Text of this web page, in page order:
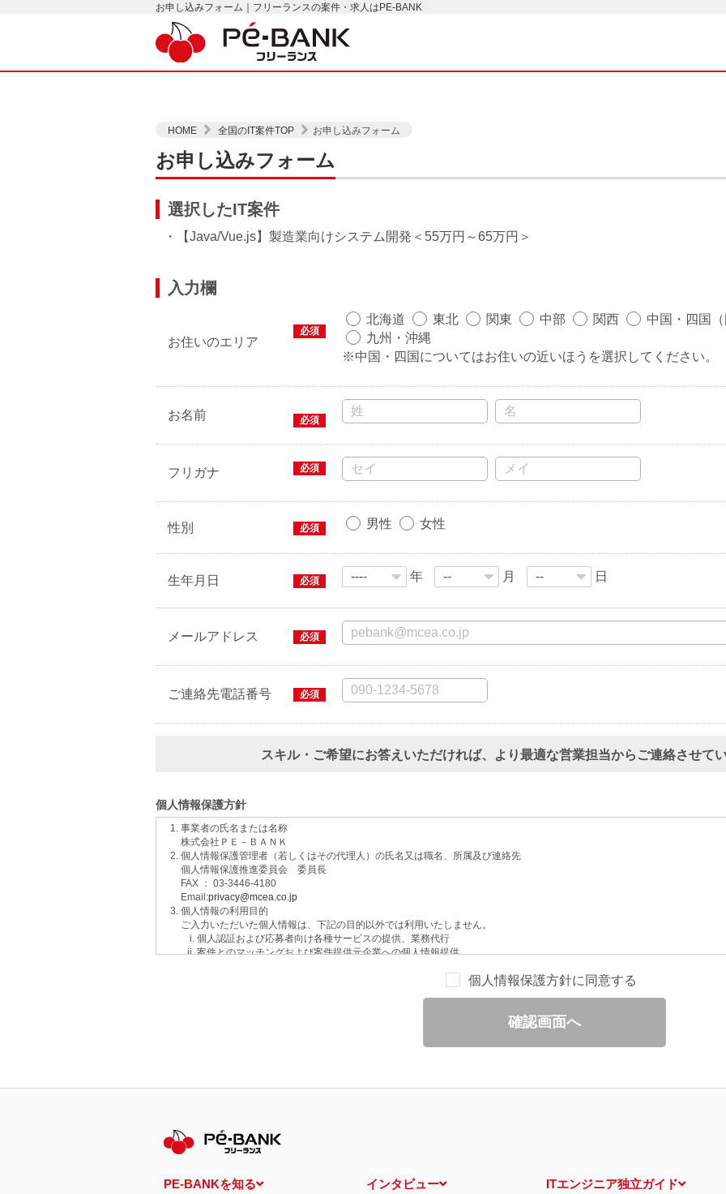
お申し込みフォーム｜フリーランスの案件・求人はPE-BANK
HOME 全国のIT案件TOP お申し込みフォーム
お申し込みフォーム
選択したIT案件
・【Java/Vue.js】製造業向けシステム開発 55万円～65万円
入力欄
お住いのエリア
必須
北海道 東北 関東 中部 関西 中国・四国（
九州・沖縄
※中国・四国についてはお住いの近いほうを選択してください。
お名前 必須
フリガナ 必須
性別 必須 男性 女性
生年月日 必須 年 月 日
メールアドレス 必須
ご連絡先電話番号 必須
スキル・ご希望にお答えいただければ、より最適な営業担当からご連絡させて
個人情報保護方針
事業者の氏名または名称
株式会社ＰＥ－ＢＡＮＫ
個人情報保護管理者（若しくはその代理人）の氏名又は職名、所属及び連絡先
個人情報保護推進委員会 委員長
FAX ： 03-3446-4180
Email:privacy@mcea.co.jp
個人情報の利用目的
ご入力いただいた個人情報は、下記の目的以外では利用いたしません。
個人認証および応募者向け各種サービスの提供、業務代行
案件とのマッチングおよび案件提供元企業への個人情報提供
当社運営のウェブサイト訪問前にクリックされている広告の情報（クリック日や広告掲載サイトなど）を取得のうえ、情
取得した個人情報は法令等による場合を除いて第三者に提供することはありません。
保有個人データの開示等および問い合わせ窓口について
開示等に応ずる窓口は、下記 個人情報相談窓口になります。
認定個人情報保護団体の名称および、苦情の解決の申出先
苦情の解決の申出先
個人情報保護方針に同意する
確認画面へ
PE-BANKを知る インタビュー ITエンジニア独立ガイド